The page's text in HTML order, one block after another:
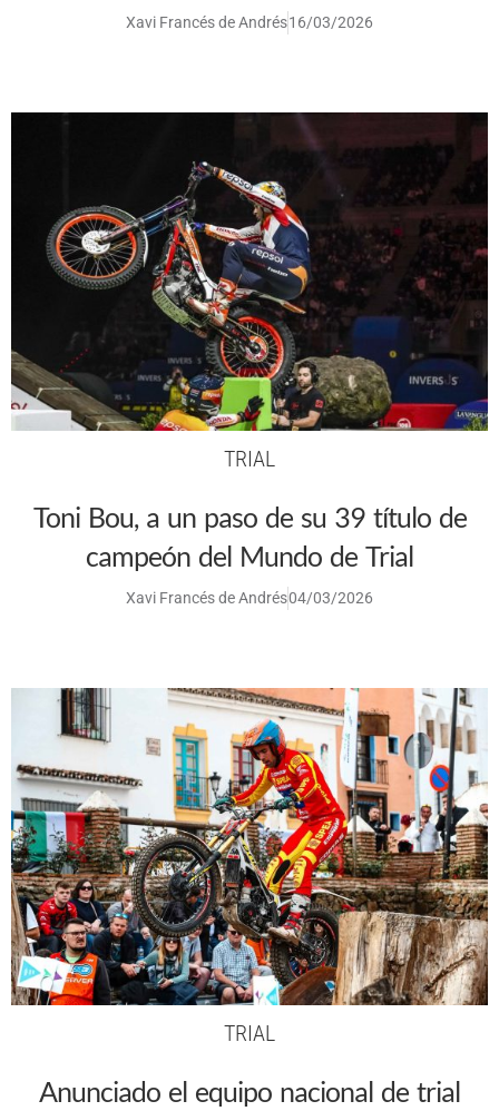
Xavi Francés de Andrés16/03/2026
TRIAL
Toni Bou, a un paso de su 39 título de
campeón del Mundo de Trial
Xavi Francés de Andrés04/03/2026
TRIAL
Anunciado el equipo nacional de trial